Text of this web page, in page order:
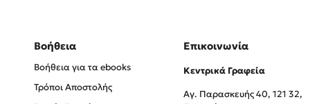
Βοήθεια
Βοήθεια για τα ebooks
Τρόποι Αποστολής
Επικοινωνία
Κεντρικά Γραφεία
Αγ. Παρασκευής 40, 121 32,